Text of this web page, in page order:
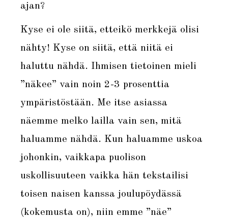
ajan?
Kyse ei ole siitä, etteikö merkkejä olisi
nähty! Kyse on siitä, että niitä ei
haluttu nähdä. Ihmisen tietoinen mieli
”näkee” vain noin 2-3 prosenttia
ympäristöstään. Me itse asiassa
näemme melko lailla vain sen, mitä
haluamme nähdä. Kun haluamme uskoa
johonkin, vaikkapa puolison
uskollisuuteen vaikka hän tekstailisi
toisen naisen kanssa joulupöydässä
(kokemusta on), niin emme ”näe”